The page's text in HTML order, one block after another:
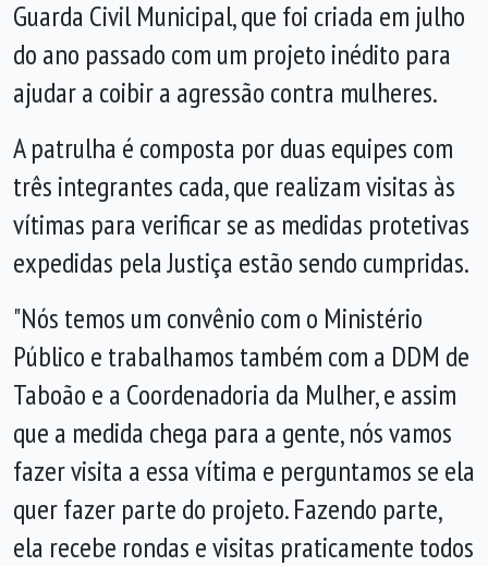
Guarda Civil Municipal, que foi criada em julho
do ano passado com um projeto inédito para
ajudar a coibir a agressão contra mulheres.
A patrulha é composta por duas equipes com
três integrantes cada, que realizam visitas às
vítimas para verificar se as medidas protetivas
expedidas pela Justiça estão sendo cumpridas.
"Nós temos um convênio com o Ministério
Público e trabalhamos também com a DDM de
Taboão e a Coordenadoria da Mulher, e assim
que a medida chega para a gente, nós vamos
fazer visita a essa vítima e perguntamos se ela
quer fazer parte do projeto. Fazendo parte,
ela recebe rondas e visitas praticamente todos